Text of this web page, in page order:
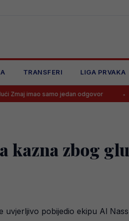
TRANSFERI LIGA PRVAKA
samo jedan odgovor Goooooool!
kazna zbog
pobijedio ekipu Al